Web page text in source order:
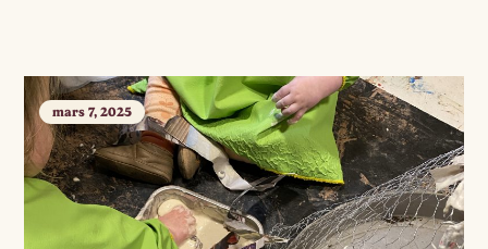
mars 7, 2025